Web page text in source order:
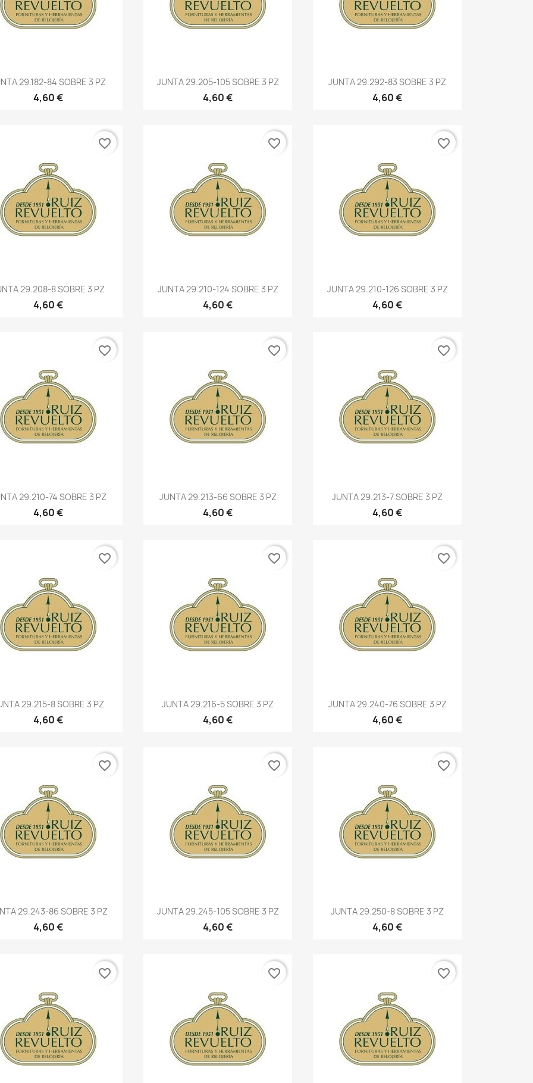
29.182-84 SOBRE 3 PZ
4,60 €
JUNTA 29.205-105 SOBRE 3 PZ
4,60 €
JUNTA 29.292-83 SOBRE 3 PZ
4,60 €
29.208-8 SOBRE 3 PZ
4,60 €
favorite_border
JUNTA 29.210-124 SOBRE 3 PZ
4,60 €
favorite_border
JUNTA 29.210-126 SOBRE 3 PZ
4,60 €
favorite_border
29.210-74 SOBRE 3 PZ
4,60 €
favorite_border
JUNTA 29.213-66 SOBRE 3 PZ
4,60 €
favorite_border
JUNTA 29.213-7 SOBRE 3 PZ
4,60 €
favorite_border
29.215-8 SOBRE 3 PZ
4,60 €
favorite_border
JUNTA 29.216-5 SOBRE 3 PZ
4,60 €
favorite_border
JUNTA 29.240-76 SOBRE 3 PZ
4,60 €
favorite_border
29.243-86 SOBRE 3 PZ
4,60 €
favorite_border
JUNTA 29.245-105 SOBRE 3 PZ
4,60 €
favorite_border
JUNTA 29.250-8 SOBRE 3 PZ
4,60 €
favorite_border
favorite_border favorite_border favorite_border